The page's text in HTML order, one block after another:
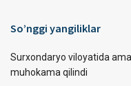
So’nggi yangiliklar
Surxondaryo viloyatida
muhokama qilindi